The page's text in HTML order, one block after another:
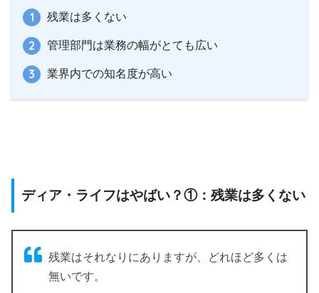
残業は多くない
管理部門は業務の幅がとても広い
業界内での知名度が高い
ディア・ライフはやばい？①：残業は多くない
残業はそれなりにありますが、どれほど多くは
無いです。